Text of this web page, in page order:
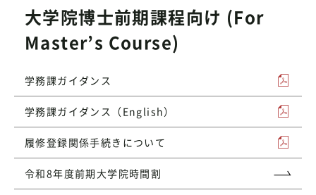
大学院博士前期課程向け (For
Master’s Course)
学務課ガイダンス
学務課ガイダンス（English）
履修登録関係手続きについて
令和8年度前期大学院時間割